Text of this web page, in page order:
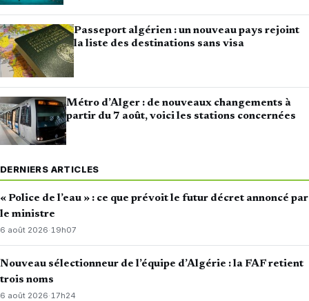
Passeport algérien : un nouveau pays rejoint
la liste des destinations sans visa
Métro d’Alger : de nouveaux changements à
partir du 7 août, voici les stations concernées
DERNIERS ARTICLES
« Police de l’eau » : ce que prévoit le futur décret annoncé par
le ministre
6 août 2026·19h07
Nouveau sélectionneur de l’équipe d’Algérie : la FAF retient
trois noms
6 août 2026· 17h24